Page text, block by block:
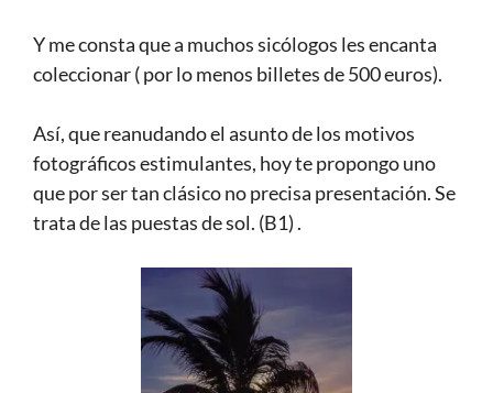
Y me consta que a muchos sicólogos les encanta
coleccionar ( por lo menos billetes de 500 euros).
Así, que reanudando el asunto de los motivos
fotográficos estimulantes, hoy te propongo uno
que por ser tan clásico no precisa presentación. Se
trata de las puestas de sol. (B1) .